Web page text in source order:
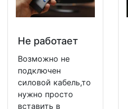
Не работает
Возможно не
подключен
силовой кабель,то
нужно просто
вставить в